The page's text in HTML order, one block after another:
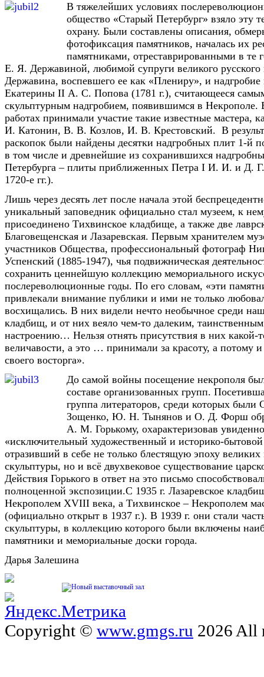
В тяжелейших условиях
общество «Старый Петербург» взяло эту
охрану. Были составлены описания,
фотофиксация памятников, началась их
памятниками, отреставрированными в те
Е. Я. Державиной, любимой супруги великого
Державина, воспевшего ее как «Плениру», и надгробие
Екатерины II А. С. Попова (1781 г.), считающееся
скульптурным надгробием, появившимся в Некрополе.
работах принимали участие такие известные мастера,
И. Катонин, В. В. Козлов, И. В. Крестовский. В
раскопок были найдены десятки надгробных плит 1-й
в том числе и древнейшие из сохранившихся
Петербурга – плиты приближенных Петра I И. И. и Д.
1720-е гг.).
Лишь через десять лет после начала этой
уникальный заповедник официально стал музеем, к
присоединено Тихвинское кладбище, а также две
Благовещенская и Лазаревская. Первым хранителем
участников Общества, профессиональный фотограф
Успенский (1885-1947), чья подвижническая
сохранить ценнейшую коллекцию мемориального
послереволюционные годы. По его словам, «эти
привлекали внимание публики и ими не только
восхищались. В них видели нечто необычное среди
кладбищ, и от них веяло чем-то далеким,
настроению… Нельзя отнять присутствия в них какой-
величавости, а это … принимали за красоту, а потому
своего восторга».
До самой войны посещение некрополя
составе организованных групп.
группа литераторов, среди которых
Зощенко, Ю. Н. Тынянов и О. Д. Форш
А. М. Горькому, охарактеризовав
«исключительный художественный и историко-
отразивший в себе не только блестящую эпоху великих
скульптуры, но и всё двухвековое существование
Действия Горького в ответ на это письмо
полноценной экспозиции.С 1935 г. Лазаревское
Некрополем XVIII века, а Тихвинское – Некрополем
(официально открыт в 1937 г.). В 1939 г. они стали
скульптуры, в коллекцию которого были включены
памятники и мемориальные доски города.
Дарья Залешина
Copyright © www.gmgs.ru 2026 All